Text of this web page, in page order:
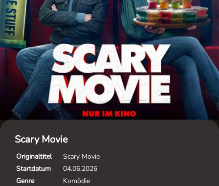
Scary Movie
Originaltitel
Scary Movie
Startdatum
04.06.2026
Genre
Komödie